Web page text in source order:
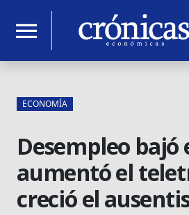
menu
ECONOMÍA
Desempleo bajó
aumentó el
creció el